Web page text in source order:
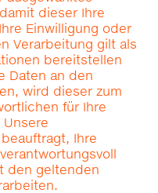
dieser Ihre
Einwilligung oder
Verarbeitung gilt als
bereitstellen
Daten an den
wird dieser zum
für Ihre
Ihre
den geltenden